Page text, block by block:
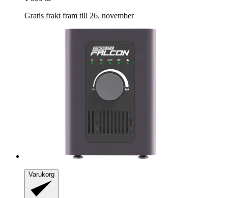
Gratis frakt fram till 26. november
Varukorg